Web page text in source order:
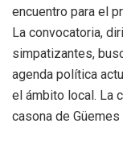
encuentro para el
La convocatoria,
simpatizantes,
agenda política
el ámbito local. La
casona de Güemes